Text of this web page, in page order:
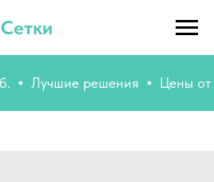
Сетки
Лучшие решения Цены от